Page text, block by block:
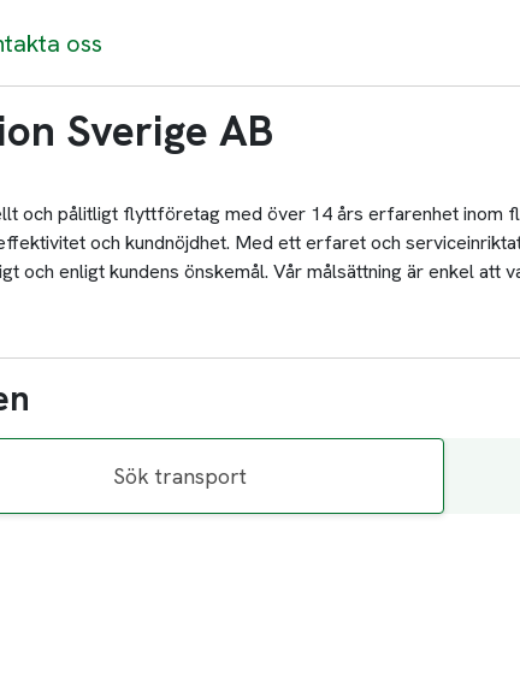
oss
Sverige AB
och pålitligt flyttföretag med över 14 års erfarenhet inom
och kundnöjdhet. Med ett erfaret och
och enligt kundens önskemål. Vår målsättning är enkel att
Sök transport